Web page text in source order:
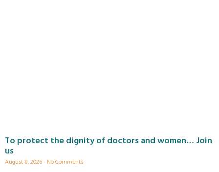
To protect the dignity of doctors and women… Join
us
August 8, 2026 No Comments